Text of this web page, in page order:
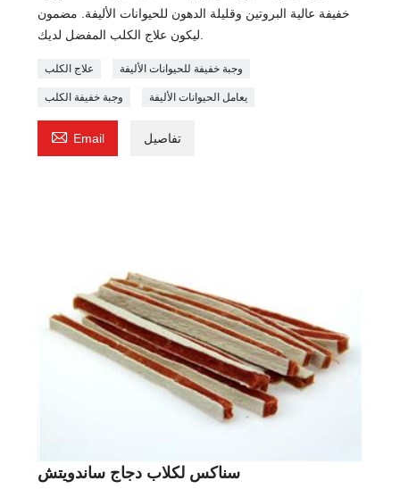
خفيفة عالية البروتين وقليلة الدهون للحيوانات الأليفة. مضمون
علاج الكلب وجبة خفيفة للحيوانات الأليفة
وجبة خفيفة الكلب يعامل الحيوانات الأليفة
 Email تفاصيل
سناكس لكلاب دجاج ساندويتش